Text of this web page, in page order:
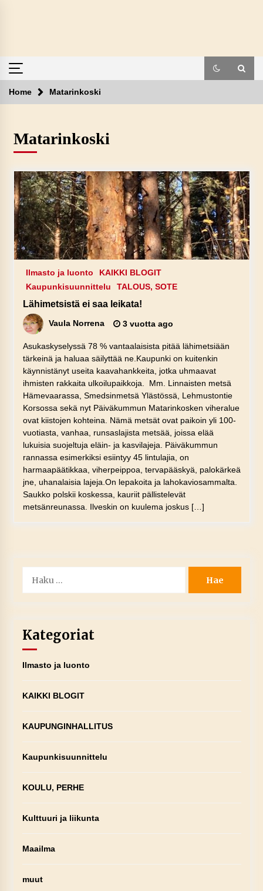
Home Matarinkoski
Matarinkoski
Ilmasto ja luonto
KAIKKI BLOGIT
Kaupunkisuunnittelu
TALOUS, SOTE
Lähimetsistä ei saa leikata!
Vaula Norrena 3 vuotta ago
Asukaskyselyssä 78 % vantaalaisista pitää lähimetsiään
tärkeinä ja haluaa säilyttää ne.Kaupunki on kuitenkin
käynnistänyt useita kaavahankkeita, jotka uhmaavat
ihmisten rakkaita ulkoilupaikkoja. Mm. Linnaisten metsä
Hämevaarassa, Smedsinmetsä Ylästössä, Lehmustontie
Korsossa sekä nyt Päiväkummun Matarinkosken viheralue
ovat kiistojen kohteina. Nämä metsät ovat paikoin yli 100-
vuotiasta, vanhaa, runsaslajista metsää, joissa elää
lukuisia suojeltuja eläin- ja kasvilajeja. Päiväkummun
rannassa esimerkiksi esiintyy 45 lintulajia, on
harmaapäätikkaa, viherpeippoa, tervapääskyä, palokärkeä
jne, uhanalaisia lajeja.On lepakoita ja lahokaviosammalta.
Saukko polskii koskessa, kauriit pällistelevät
metsänreunassa. Ilveskin on kuulema joskus […]
Kategoriat
Ilmasto ja luonto
KAIKKI BLOGIT
KAUPUNGINHALLITUS
Kaupunkisuunnittelu
KOULU, PERHE
Kulttuuri ja liikunta
Maailma
muut